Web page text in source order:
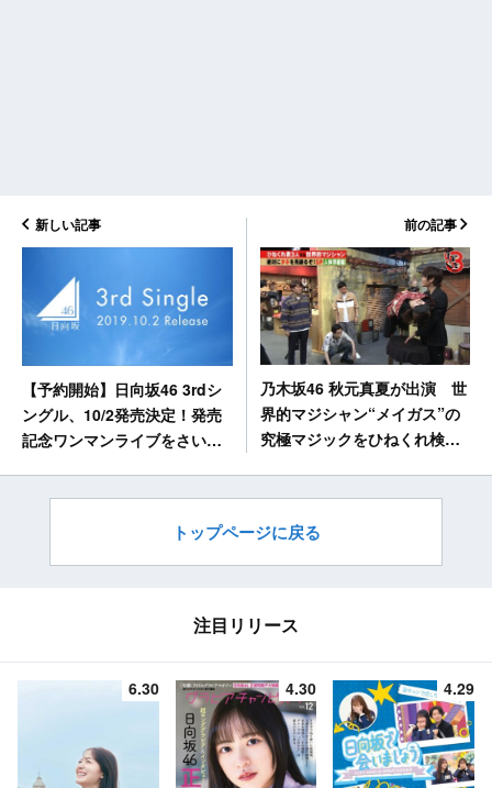
新しい記事
【予約開始】日向坂46 3rdシ
ングル、10/2発売決定！発売
記念ワンマンライブをさいた
前の記事
乃木坂46 秋元真夏が出演 世
界的マジシャン“メイガス”の
究極マジックをひねくれ検
トップページに戻る
注目リリース
6.30 4.30 4.29